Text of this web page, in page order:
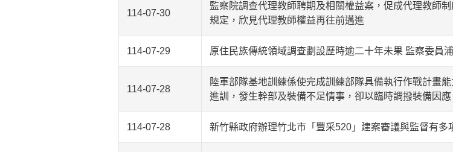
114-07-30
監察院調查代理教師聘期及相關權益案，促成代理教師
規定，欣見代理教師權益再往前邁進
114-07-29 原住民族傳統領域調查劃設歷時逾二十年未果 監察委員
114-07-28
陸軍部隊基地訓練係使完成訓練部隊具備執行作戰計畫
進訓，發生幹部及裝備不足情事，卻以臨時調撥裝備因
114-07-28 新竹縣政府辦理竹北市「豐采520」建案審議與監督有多